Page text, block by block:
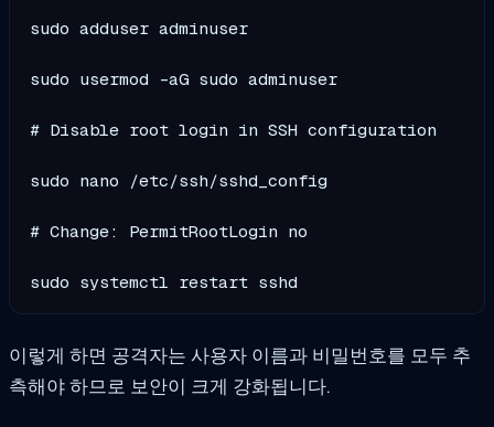
sudo adduser adminuser
sudo usermod -aG sudo adminuser
# Disable root login in SSH configuration
sudo nano /etc/ssh/sshd_config
# Change: PermitRootLogin no
sudo systemctl restart sshd
이렇게 하면 공격자는 사용자 이름과 비밀번호를 모두 추
측해야 하므로 보안이 크게 강화됩니다.